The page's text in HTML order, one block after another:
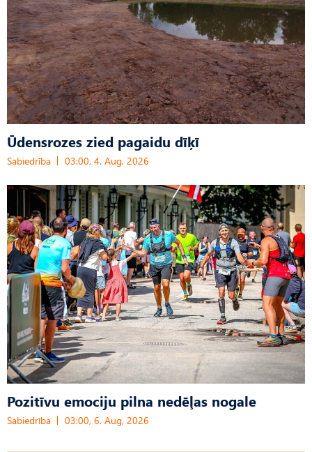
Ūdensrozes zied pagaidu dīķī
Sabiedrība 03:00, 4. Aug, 2026
Pozitīvu emociju pilna nedēļas nogale
Sabiedrība 03:00, 6. Aug, 2026